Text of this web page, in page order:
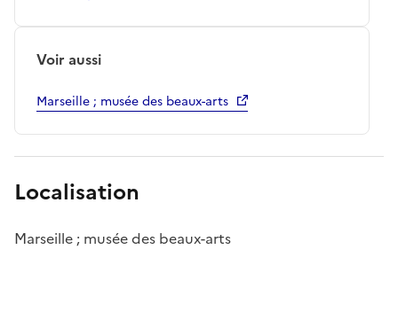
Voir aussi
Marseille ; musée des beaux-arts
Localisation
Marseille ; musée des beaux-arts